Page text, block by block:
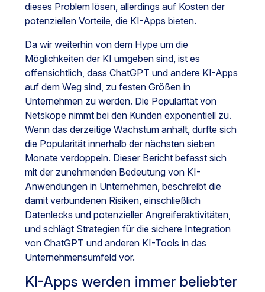
dieses Problem lösen, allerdings auf Kosten der
potenziellen Vorteile, die KI-Apps bieten.
Da wir weiterhin von dem Hype um die
Möglichkeiten der KI umgeben sind, ist es
offensichtlich, dass ChatGPT und andere KI-Apps
auf dem Weg sind, zu festen Größen in
Unternehmen zu werden. Die Popularität von
Netskope nimmt bei den Kunden exponentiell zu.
Wenn das derzeitige Wachstum anhält, dürfte sich
die Popularität innerhalb der nächsten sieben
Monate verdoppeln. Dieser Bericht befasst sich
mit der zunehmenden Bedeutung von KI-
Anwendungen in Unternehmen, beschreibt die
damit verbundenen Risiken, einschließlich
Datenlecks und potenzieller Angreiferaktivitäten,
und schlägt Strategien für die sichere Integration
von ChatGPT und anderen KI-Tools in das
Unternehmensumfeld vor.
KI-Apps werden immer beliebter